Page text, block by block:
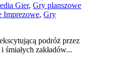
Gier,Gry planszowe
Imprezowe,Gry
podróż przez
zakładów...